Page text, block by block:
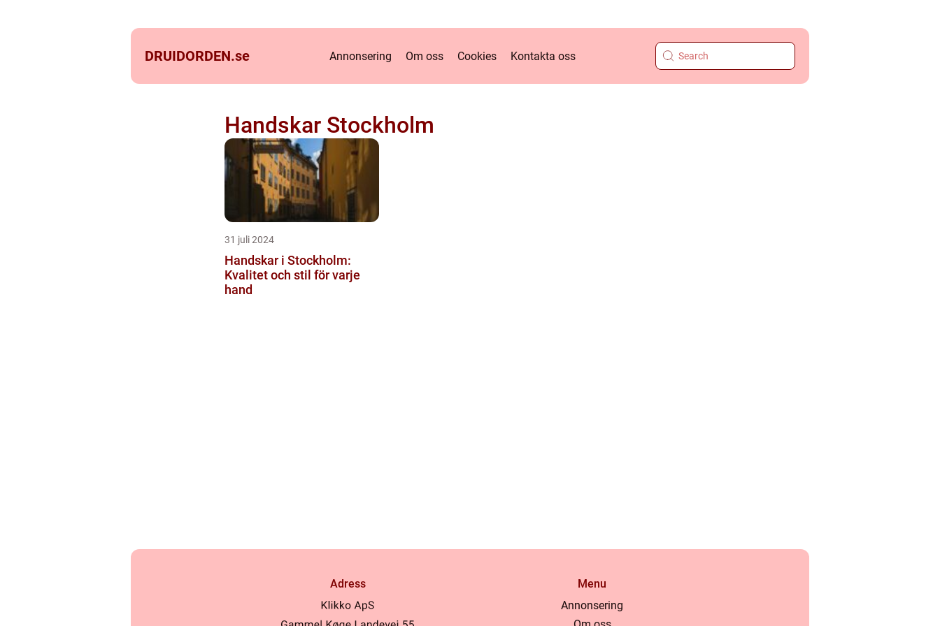
DRUIDORDEN.se Annonsering Om oss Cookies Kontakta oss
Handskar Stockholm
31 juli 2024
Handskar i Stockholm:
Kvalitet och stil för varje
hand
Adress
Menu
Annonsering